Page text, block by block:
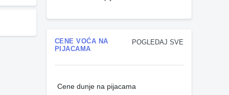
POGLEDAJ SVE
CENE VOĆA NA
PIJACAMA
Cene dunje na pijacama